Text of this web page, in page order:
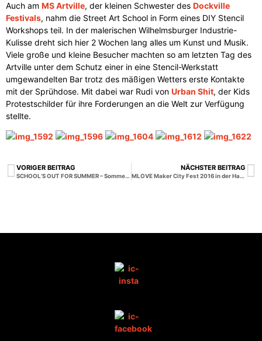
Auch am MS Artville, der kleinen Schwester des Dockville
Festivals, nahm die Street Art School in Form eines DIY Stencil
Workshops teil. In der malerischen Wilhelmsburger Industrie-
Kulisse dreht sich hier 2 Wochen lang alles um Kunst und Musik.
Viele große und kleine Besucher machten so am letzten Tag des
Artville unter dem Schutz einer in eine Stencil-Werkstatt
umgewandelten Bar trotz des mäßigen Wetters erste Kontakte
mit der Sprühdose. Mit dabei war Rudi von Urban Shit, der Kids
Protestschilder für ihre Forderungen an die Welt zur Verfügung
stellte.
VORIGER BEITRAG
SCHOOL’S OUT FOR SUMMER – Sommerfest
NÄCHSTER BEITRAG
MLOVE Maker City Fest 2016 in der Hafencity